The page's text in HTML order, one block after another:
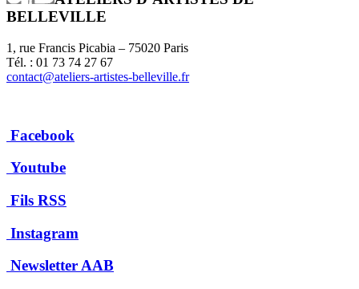
BELLEVILLE
1, rue Francis Picabia – 75020 Paris
Tél. : 01 73 74 27 67
contact@ateliers-artistes-belleville.fr
Facebook
Youtube
Fils RSS
Instagram
Newsletter AAB